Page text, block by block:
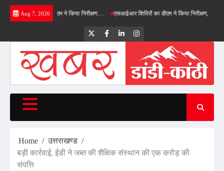
Skip
Aug 7, 2026
का डीएम ने किया निरीक्षण… एसआईआर शिविरों का डीएम ने किया निरीक्षण, बोले—कोई
TwitterFacebookLinkedInInstagram
Home
उत्तराखण्ड
बड़ी कार्रवाई, ईडी ने जब्त की शैक्षिक संस्थान की एक करोड़ की
संपत्ति